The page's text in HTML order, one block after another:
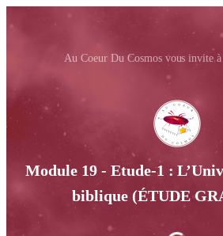
Au Coeur Du Cosmos vous invite à
Module 19 - Etude-1 :
biblique (ÉTUDE